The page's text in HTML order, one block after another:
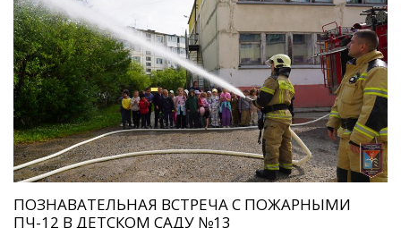
ПОЗНАВАТЕЛЬНАЯ ВСТРЕЧА С ПОЖАРНЫМИ
ПЧ-12 В ДЕТСКОМ САДУ №13